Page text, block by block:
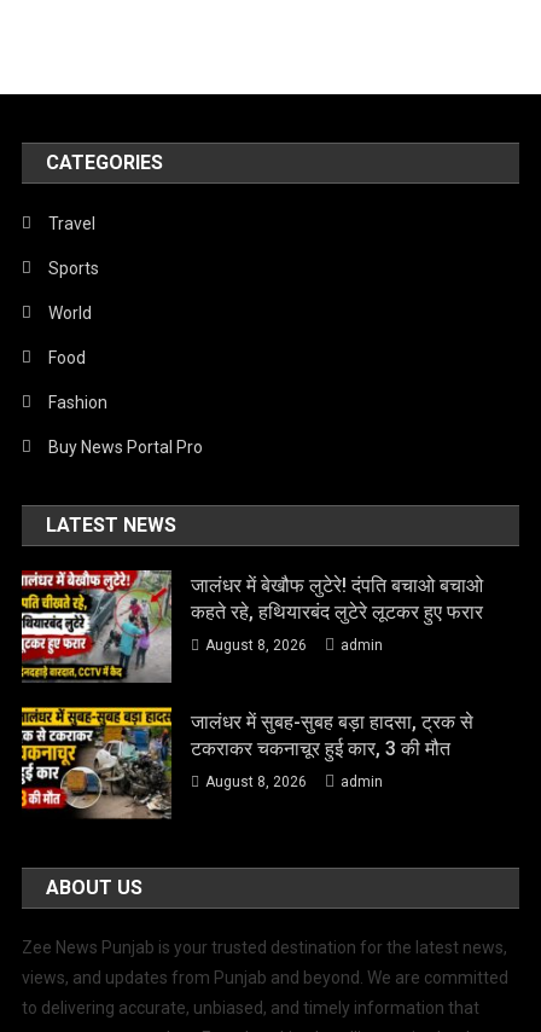
CATEGORIES
Travel
Sports
World
Food
Fashion
Buy News Portal Pro
LATEST NEWS
जालंधर में बेखौफ लुटेरे! दंपति बचाओ बचाओ
कहते रहे, हथियारबंद लुटेरे लूटकर हुए फरार
August 8, 2026 admin
जालंधर में सुबह-सुबह बड़ा हादसा, ट्रक से
टकराकर चकनाचूर हुई कार, 3 की मौत
August 8, 2026 admin
ABOUT US
Zee News Punjab is your trusted destination for the latest news,
views, and updates from Punjab and beyond. We are committed
to delivering accurate, unbiased, and timely information that